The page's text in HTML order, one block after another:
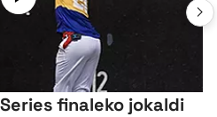
finaleko jokaldi